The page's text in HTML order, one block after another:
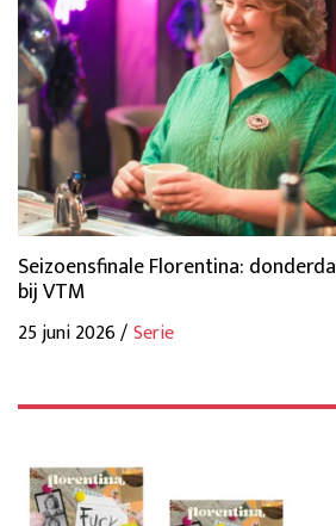
Seizoensfinale Florentina:
bij VTM
25 juni 2026 /Serie